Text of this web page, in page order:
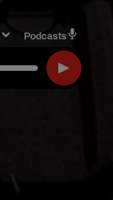
Podcasts